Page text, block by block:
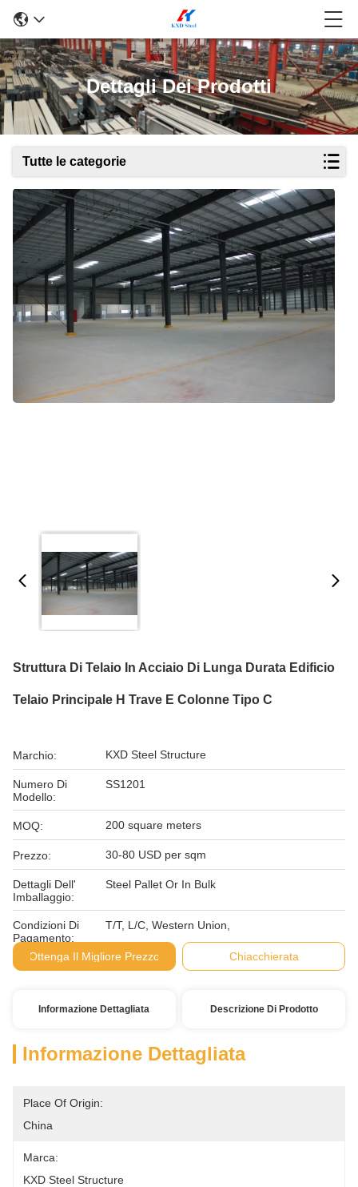
Dettagli Dei Prodotti
Tutte le categorie
Struttura Di Telaio In Acciaio Di Lunga Durata Edificio
Telaio Principale H Trave E Colonne Tipo C
Marchio: KXD Steel Structure
Numero Di
Modello:
SS1201
MOQ: 200 square meters
Prezzo: 30-80 USD per sqm
Dettagli Dell'
Imballaggio:
Steel Pallet Or In Bulk
Condizioni Di
Pagamento:
T/T, L/C, Western Union,
Ottenga Il Migliore Prezzo Chiacchierata
Informazione Dettagliata Descrizione Di Prodotto
Informazione Dettagliata
Place Of Origin:
China
Marca:
KXD Steel Structure